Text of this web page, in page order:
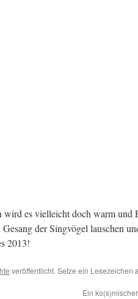
es vielleicht doch warm und
der Singvögel lauschen
2013!
veröffentlicht. Setze ein Lesezeichen
Ein